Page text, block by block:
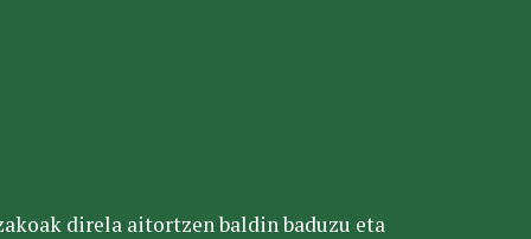
direla aitortzen baldin baduzu eta